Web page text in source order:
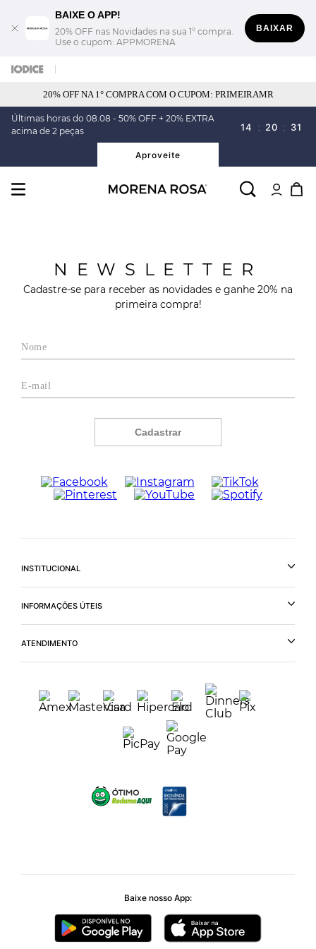
BAIXE O APP!
20% OFF nas Novidades na sua 1° compra.
Use o cupom: APPMORENA
BAIXAR
20% OFF NA 1° COMPRA COM O CUPOM: PRIMEIRAMR
Últimas horas do 08.08 - 50% OFF + 20% EXTRA
acima de 2 peças
14 : 20 : 30
Aproveite
NEWSLETTER
Cadastre-se para receber as novidades e ganhe 20% na
primeira compra!
Cadastrar
INSTITUCIONAL
INFORMAÇÕES ÚTEIS
ATENDIMENTO
Baixe nosso App: